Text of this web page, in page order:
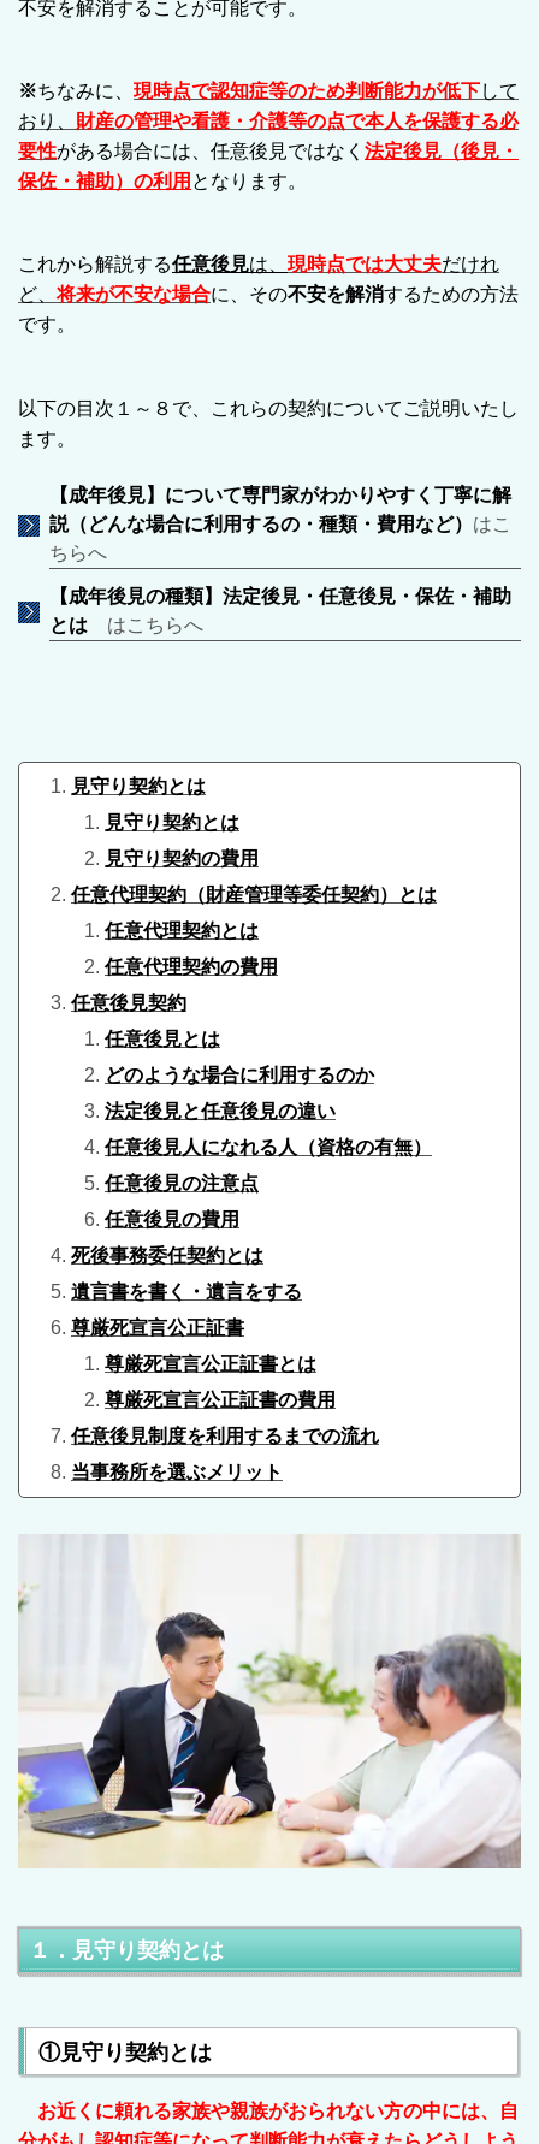
不安を解消することが可能です。
※ちなみに、 現時点で認知症等のため判断能力が低下して
おり、 財産の管理や看護・介護等の点で本人を保護する必
要性がある場合には、 任意後見ではなく 法定後見（後見・
保佐・補助）の利用 となります。
これから解説する任意後見は、 現時点では大丈夫だけれ
ど、将来が不安な場合に、その不安を解消するための方法
です。
以下の目次１～８で、これらの契約についてご説明いたし
ます。
【成年後見】について専門家がわかりやすく丁寧に解
説（どんな場合に利用するの・種類・費用など） はこ
ちらへ
【成年後見の種類】法定後見・任意後見・保佐・補助
とは はこちらへ
見守り契約とは
見守り契約とは
見守り契約の費用
任意代理契約（財産管理等委任契約）とは
​任意代理契約とは
任意代理契約の費用
任意後見契約
​任意後見とは
どのような場合に利用するのか
法定後見と任意後見の違い
任意後見人になれる人（資格の有無）
任意後見の注意点
任意後見の費用
死後事務委任契約とは
遺言書を書く・遺言をする
尊厳死宣言公正証書
尊厳死宣言公正証書とは
尊厳死宣言公正証書の費用
任意後見制度を利用するまでの流れ
当事務所を選ぶメリット
１．見守り契約とは
①見守り契約とは
お近くに頼れる家族や親族がおられない方の中には、自